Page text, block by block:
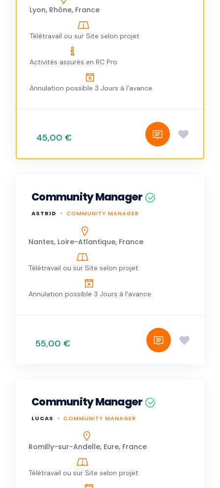
Lyon, Rhône, France
Télétravail ou sur Site selon projet
Activités assurés en RC Pro
Annulation possible 3 Jours à l'avance
45,00 €
Community Manager
ASTRID COMMUNITY MANAGER
Nantes, Loire-Atlantique, France
Télétravail ou sur Site selon projet
Annulation possible 3 Jours à l'avance
55,00 €
Community Manager
LUCAS COMMUNITY MANAGER
Romilly-sur-Andelle, Eure, France
Télétravail ou sur Site selon projet